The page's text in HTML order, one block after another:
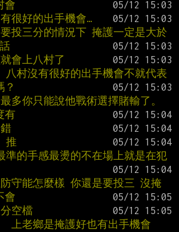
會
很好的出手機會…
投三分的情況下 掩護一定是大於
會上八村了
村沒有很好的出手機會不就代表
？
多你只能說他戰術選擇賭輸了。
有
推
的手感最燙的不在場上就是在犯
守能怎麼樣 你還是要投三 沒掩
會
空檔
上老鄉是掩護好也有出手機會